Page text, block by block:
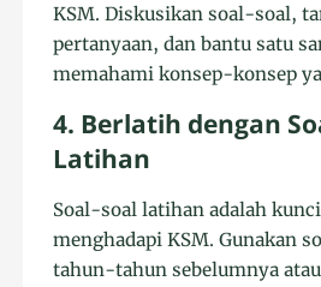
KSM. Diskusikan soal-soal,
pertanyaan, dan bantu satu
memahami konsep-konsep
4. Berlatih dengan
Latihan
Soal-soal latihan adalah
menghadapi KSM. Gunakan
tahun-tahun sebelumnya